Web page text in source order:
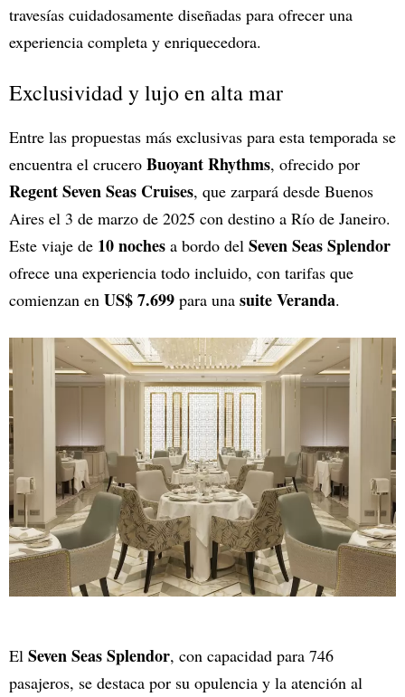
travesías cuidadosamente diseñadas para ofrecer una
experiencia completa y enriquecedora.
Exclusividad y lujo en alta mar
Entre las propuestas más exclusivas para esta temporada se
encuentra el crucero Buoyant Rhythms, ofrecido por
Regent Seven Seas Cruises, que zarpará desde Buenos
Aires el 3 de marzo de 2025 con destino a Río de Janeiro.
Este viaje de 10 noches a bordo del Seven Seas Splendor
ofrece una experiencia todo incluido, con tarifas que
comienzan en US$ 7.699 para una suite Veranda.
El Seven Seas Splendor, con capacidad para 746
pasajeros, se destaca por su opulencia y la atención al